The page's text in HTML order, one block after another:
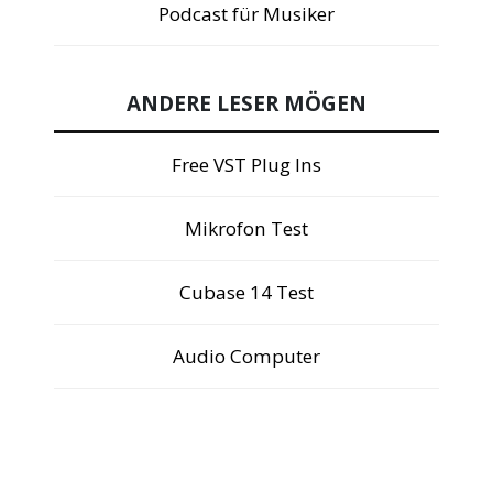
Podcast für Musiker
ANDERE LESER MÖGEN
Free VST Plug Ins
Mikrofon Test
Cubase 14 Test
Audio Computer